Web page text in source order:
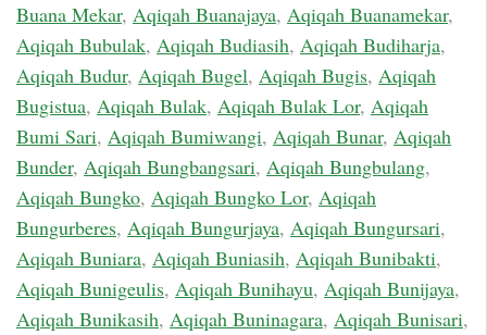
Buana Mekar, Aqiqah Buanajaya, Aqiqah Buanamekar,
Aqiqah Bubulak, Aqiqah Budiasih, Aqiqah Budiharja,
Aqiqah Budur, Aqiqah Bugel, Aqiqah Bugis, Aqiqah
Bugistua, Aqiqah Bulak, Aqiqah Bulak Lor, Aqiqah
Bumi Sari, Aqiqah Bumiwangi, Aqiqah Bunar, Aqiqah
Bunder, Aqiqah Bungbangsari, Aqiqah Bungbulang,
Aqiqah Bungko, Aqiqah Bungko Lor, Aqiqah
Bungurberes, Aqiqah Bungurjaya, Aqiqah Bungursari,
Aqiqah Buniara, Aqiqah Buniasih, Aqiqah Bunibakti,
Aqiqah Bunigeulis, Aqiqah Bunihayu, Aqiqah Bunijaya,
Aqiqah Bunikasih, Aqiqah Buninagara, Aqiqah Bunisari,